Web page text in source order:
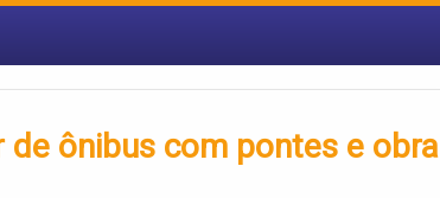
ônibus com pontes e